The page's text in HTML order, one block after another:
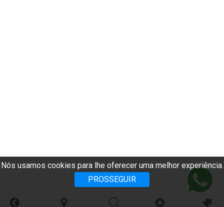
Nós usamos cookies para lhe oferecer uma melhor experiência.
PROSSEGUIR